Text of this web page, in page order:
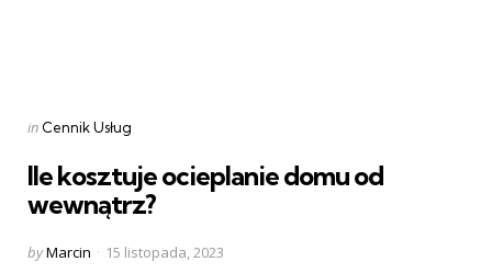
Categories
Posted
in Cennik Usług
Ile kosztuje ocieplanie domu od
wewnątrz?
Posted
byMarcin 15 listopada, 2023